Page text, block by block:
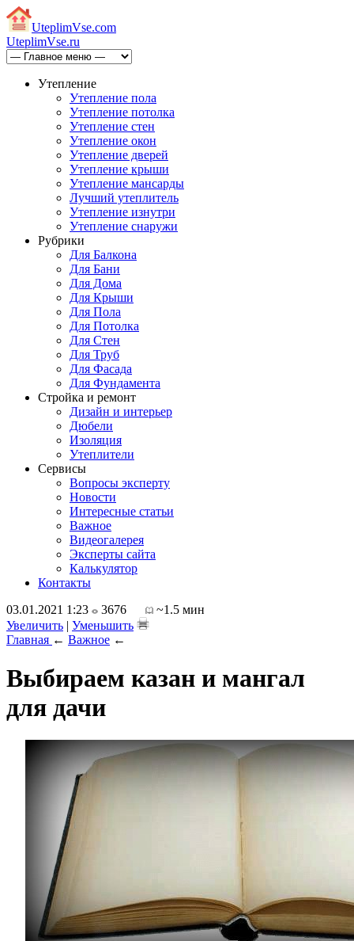
UteplimVse.com
UteplimVse.ru
Утепление
Утепление пола
Утепление потолка
Утепление стен
Утепление окон
Утепление дверей
Утепление крыши
Утепление мансарды
Лучший утеплитель
Утепление изнутри
Утепление снаружи
Рубрики
Для Балкона
Для Бани
Для Дома
Для Крыши
Для Пола
Для Потолка
Для Стен
Для Труб
Для Фасада
Для Фундамента
Стройка и ремонт
Дизайн и интерьер
Дюбели
Изоляция
Утеплители
Сервисы
Вопросы эксперту
Новости
Интересные статьи
Важное
Видеогалерея
Эксперты сайта
Калькулятор
Контакты
03.01.2021 1:23
3676
~1.5 мин
Увеличить | Уменьшить
Главная ← Важное ←
Выбираем казан и мангал
для дачи